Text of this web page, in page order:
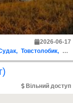
2026-06-17
Товстолобик
Вільний доступ